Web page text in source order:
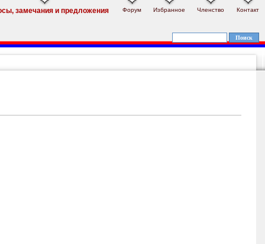
замечания и предложения Форум Избранное Членство Контакт